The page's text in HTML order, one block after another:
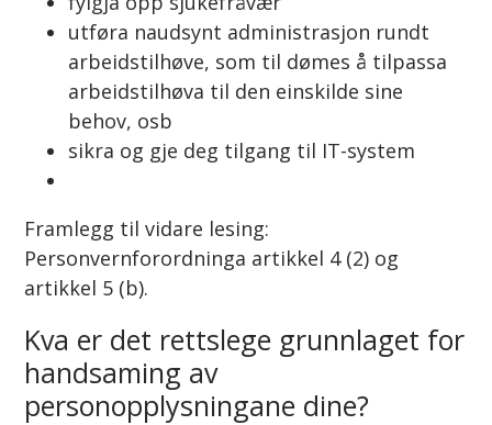
utføra naudsynt administrasjon rundt
arbeidstilhøve, som til dømes å tilpassa
arbeidstilhøva til den einskilde sine
behov, osb
sikra og gje deg tilgang til IT-system
Framlegg til vidare lesing:
Personvernforordninga artikkel 4 (2) og
artikkel 5 (b).
Kva er det rettslege grunnlaget for
handsaming av
personopplysningane dine?